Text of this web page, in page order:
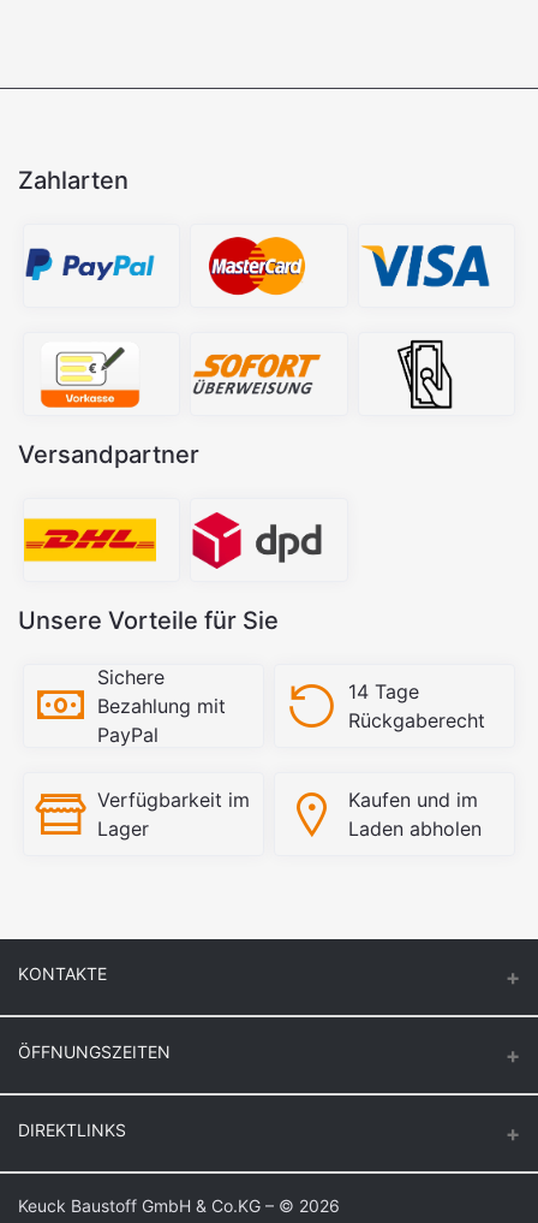
Zahlarten
Versandpartner
Unsere Vorteile für Sie
Sichere
Bezahlung mit
PayPal
14 Tage
Rückgaberecht
Verfügbarkeit im
Lager
Kaufen und im
Laden abholen
KONTAKTE
47918 Tönisvorst
Auf Google Maps anzeigen
ÖFFNUNGSZEITEN
Montag – Donnerstag
DIREKTLINKS
Login
Keuck Baustoff GmbH & Co.KG – © 2026